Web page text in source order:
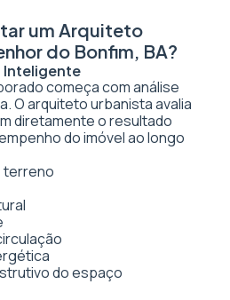
um Arquiteto
do Bonfim, BA?
Inteligente
começa com análise
O arquiteto urbanista avalia
diretamente o resultado
do imóvel ao longo
terreno
do espaço